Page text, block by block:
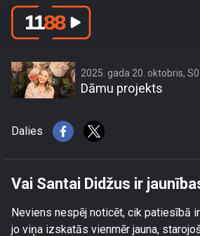
2025. gada 20. oktobris,
Dāmu projekts
Dalies
Vai Santai Didžus ir
Neviens nespēj noticēt, cik patiesībā
jo viņa izskatās vienmēr jauna,